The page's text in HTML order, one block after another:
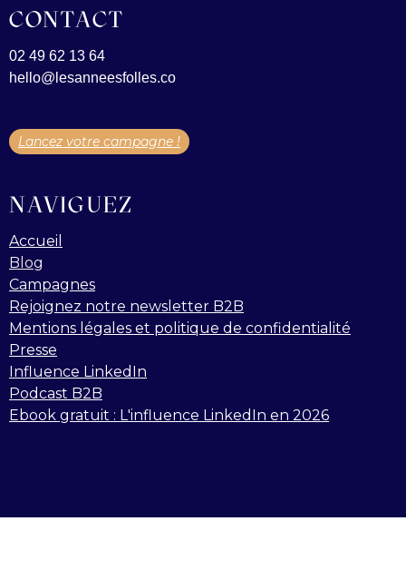
CONTACT
02 49 62 13 64
hello@lesanneesfolles.co
Lancez votre campagne !
NAVIGUEZ
Accueil
Blog
Campagnes
Rejoignez notre newsletter B2B
Mentions légales et politique de confidentialité
Presse
Influence LinkedIn
Podcast B2B
Ebook gratuit : L'influence LinkedIn en 2026